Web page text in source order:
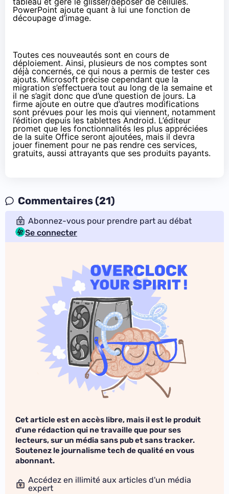
PowerPoint ajoute quant à lui une fonction de
découpage d’image.
Toutes ces nouveautés sont en cours de
déploiement. Ainsi, plusieurs de nos comptes sont
déjà concernés, ce qui nous a permis de tester ces
ajouts. Microsoft précise cependant que la
migration s’effectuera tout au long de la semaine et
il ne s’agit donc que d’une question de jours. La
firme ajoute en outre que d’autres modifications
sont prévues pour les mois qui viennent, notamment
l’édition depuis les tablettes Android. L’éditeur
promet que les fonctionnalités les plus appréciées
de la suite Office seront ajoutées, mais il devra
jouer finement pour ne pas rendre ces services,
gratuits, aussi attrayants que ses produits payants.
Commentaires (21)
Abonnez-vous pour prendre part au débat
Se connecter
Cet article est en accès libre, mais il est le produit
d'une rédaction qui ne travaille que pour ses
lecteurs, sur un média sans pub et sans tracker.
Soutenez le journalisme tech de qualité en vous
abonnant.
Accédez en illimité aux articles d'un média
expert